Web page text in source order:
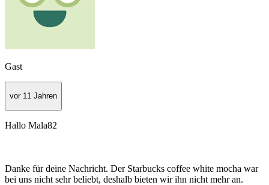
Gast
vor 11 Jahren
Hallo Mala82
Danke für deine Nachricht. Der Starbucks coffee white mocha war
bei uns nicht sehr beliebt, deshalb bieten wir ihn nicht mehr an.